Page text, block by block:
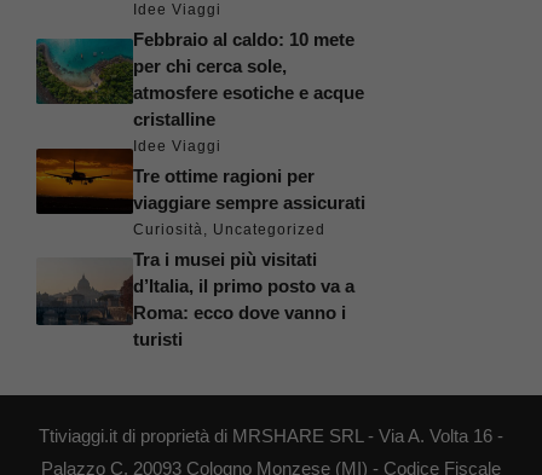
Idee Viaggi
Febbraio al caldo: 10 mete
per chi cerca sole,
atmosfere esotiche e acque
cristalline
Idee Viaggi
Tre ottime ragioni per
viaggiare sempre assicurati
Curiosità, Uncategorized
Tra i musei più visitati
d’Italia, il primo posto va a
Roma: ecco dove vanno i
turisti
Ttiviaggi.it di proprietà di MRSHARE SRL - Via A. Volta 16 -
Palazzo C, 20093 Cologno Monzese (MI) - Codice Fiscale